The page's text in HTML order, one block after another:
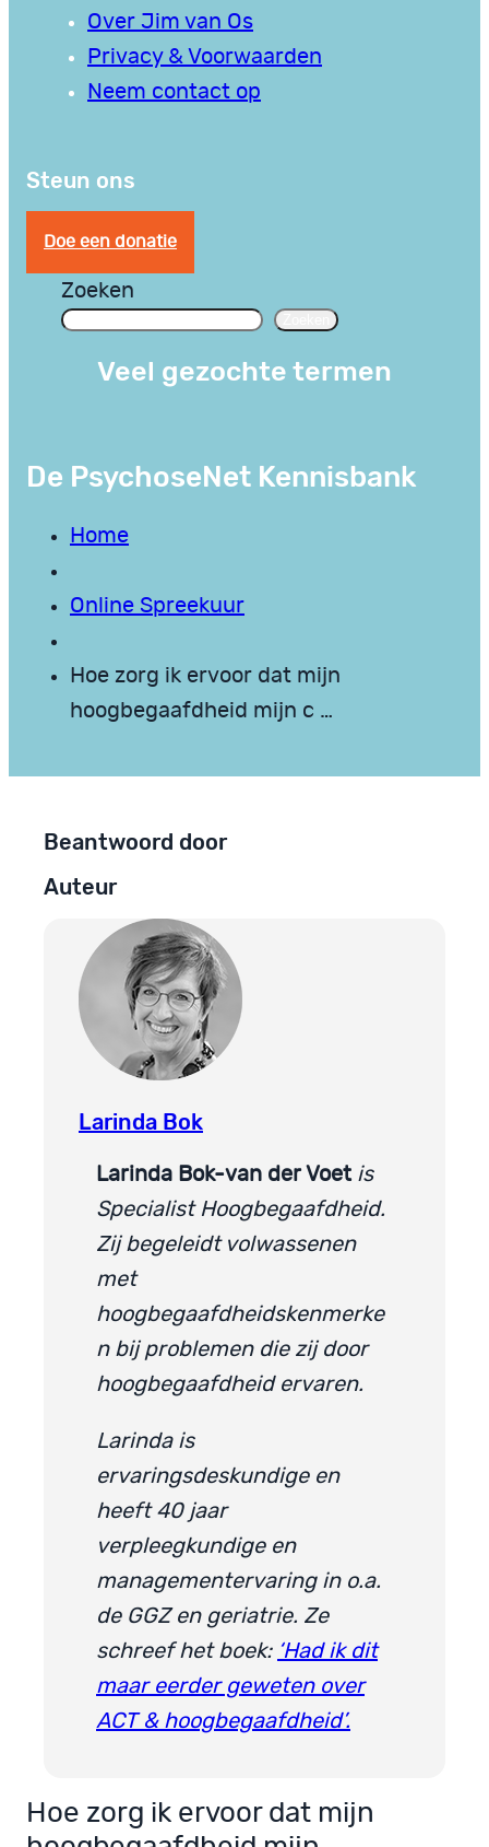
Over Jim van Os
Privacy & Voorwaarden
Neem contact op
Steun ons
Doe een donatie
Zoeken
Veel gezochte termen
De PsychoseNet Kennisbank
Home
Online Spreekuur
Hoe zorg ik ervoor dat mijn
hoogbegaafdheid mijn c …
Beantwoord door
Auteur
Larinda Bok
Larinda Bok-van der Voet is
Specialist Hoogbegaafdheid.
Zij begeleidt volwassenen
met
hoogbegaafdheidskenmerke
n bij problemen die zij door
hoogbegaafdheid ervaren.
Larinda is
ervaringsdeskundige en
heeft 40 jaar
verpleegkundige en
managementervaring in o.a.
de GGZ en geriatrie. Ze
schreef het boek: ‘Had ik dit
maar eerder geweten over
ACT & hoogbegaafdheid’.
Hoe zorg ik ervoor dat mijn